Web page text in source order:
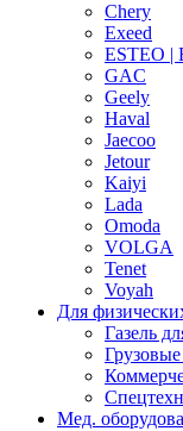
Chery
Exeed
ESTEO
GAC
Geely
Haval
Jaecoo
Jetour
Kaiyi
Lada
Omoda
VOLGA
Tenet
Voyah
Для
Газель
Мед.